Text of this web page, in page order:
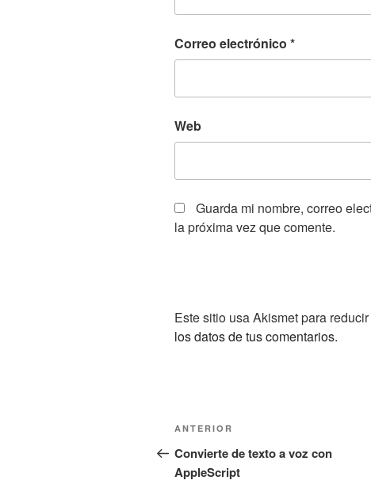
Correo electrónico *
Web
Guarda mi nombre, correo
la próxima vez que comente.
Este sitio usa Akismet para
los datos de tus comentarios.
Navegación
de
entradas
Entrada
anterior:
ANTERIOR
Convierte de texto a voz con
AppleScript